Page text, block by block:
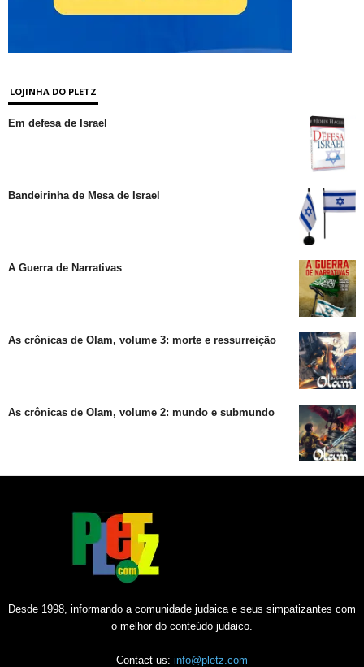
LOJINHA DO PLETZ
Em defesa de Israel
Bandeirinha de Mesa de Israel
A Guerra de Narrativas
As crônicas de Olam, volume 3: morte e ressurreição
As crônicas de Olam, volume 2: mundo e submundo
Desde 1998, informando a comunidade judaica e seus simpatizantes com
o melhor do conteúdo judaico.
Contact us: info@pletz.com